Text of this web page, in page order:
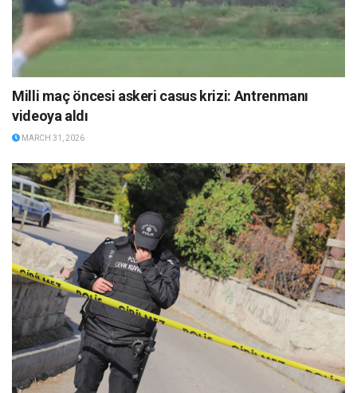
Milli maç öncesi askeri casus krizi: Antrenmanı
videoya aldı
MARCH 31, 2026